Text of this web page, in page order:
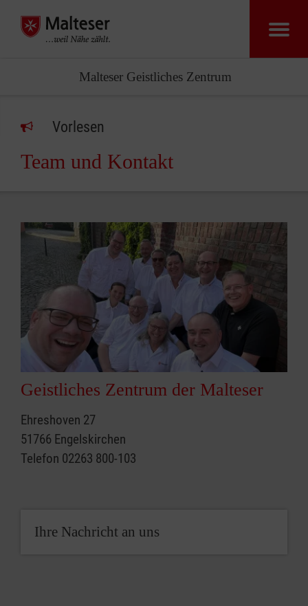
Malteser Geistliches Zentrum
Vorlesen
Team und Kontakt
Geistliches Zentrum der Malteser
Ehreshoven 27
51766 Engelskirchen
Telefon 02263 800-103
Ihre Nachricht an uns